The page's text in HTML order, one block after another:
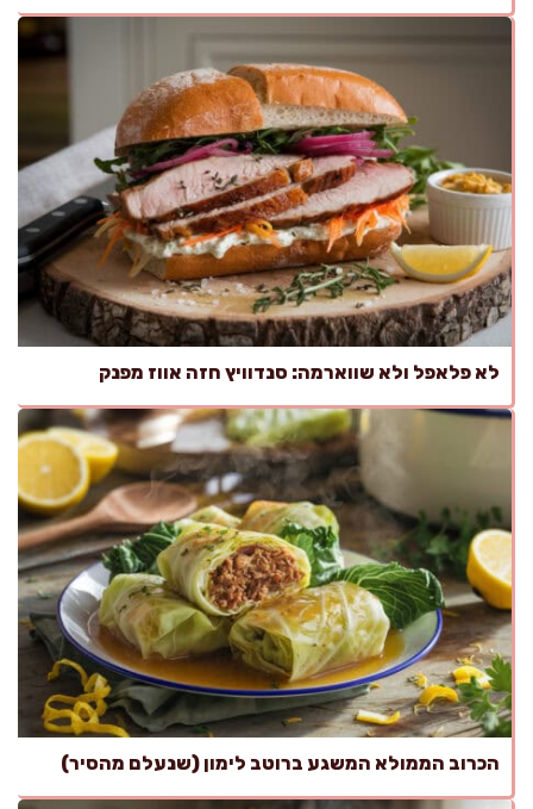
לא פלאפל ולא שווארמה: סנדוויץ חזה אווז מפנק
הכרוב הממולא המשגע ברוטב לימון (שנעלם מהסיר)